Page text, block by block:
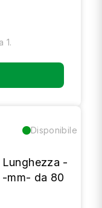
1.
Disponibile
-
mm- da 80